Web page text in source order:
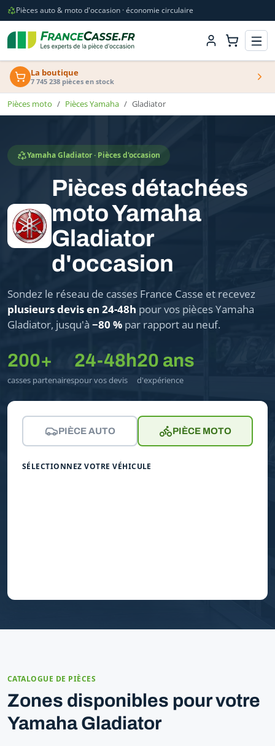
Pièces auto & moto d'occasion · économie circulaire
La boutique
7 745 238 pièces en stock
Pièces moto Pièces Yamaha Gladiator
Yamaha Gladiator · Pièces d'occasion
Pièces détachées
moto Yamaha
Gladiator
d'occasion
Sondez le réseau de casses France Casse et recevez
plusieurs devis en 24-48h pour vos pièces Yamaha
Gladiator, jusqu'à −80 % par rapport au neuf.
200+
casses partenaires
24-48h
pour vos devis
20 ans
d'expérience
PIÈCE AUTO PIÈCE MOTO
SÉLECTIONNEZ VOTRE VÉHICULE
CATALOGUE DE PIÈCES
Zones disponibles pour votre
Yamaha Gladiator